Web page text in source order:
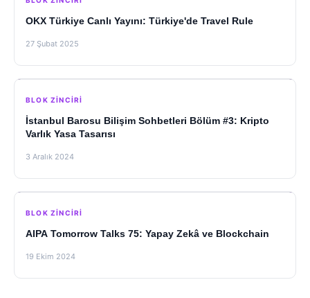
OKX Türkiye Canlı Yayını: Türkiye'de Travel Rule
27 Şubat 2025
BLOK ZINCIRI
İstanbul Barosu Bilişim Sohbetleri Bölüm #3: Kripto
Varlık Yasa Tasarısı
3 Aralık 2024
BLOK ZINCIRI
AIPA Tomorrow Talks 75: Yapay Zekâ ve Blockchain
19 Ekim 2024